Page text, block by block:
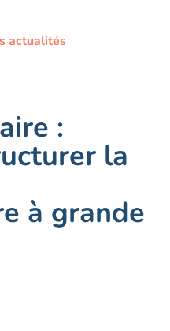
actualités
:
la
à grande